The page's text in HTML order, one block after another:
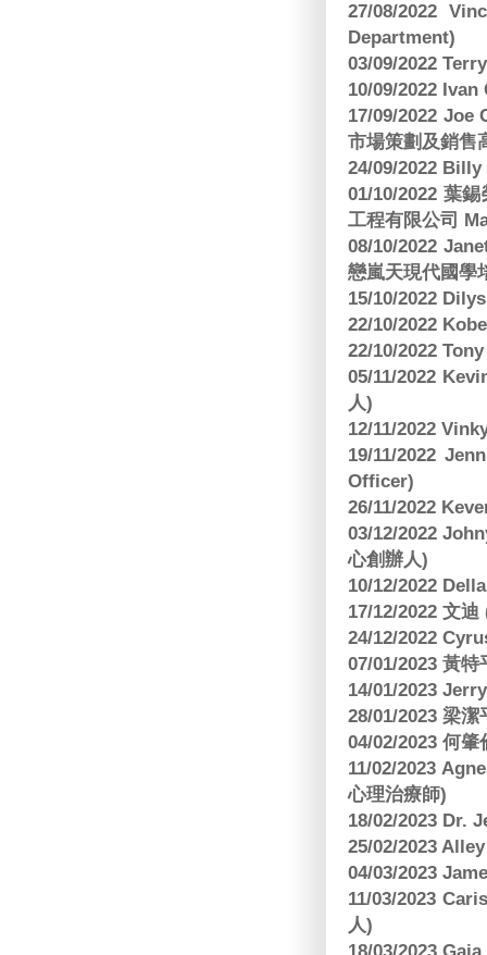
27/08/2022
Department)
03/09/2022
10/09/2022
17/09/2022
市場策劃及銷售
24/09/2022
01/10/2022 葉
工程有限公司
08/10/2022
戀嵐天現代國學
15/10/2022
22/10/2022
22/10/2022
05/11/2022
人)
12/11/2022
19/11/2022
Officer)
26/11/2022
03/12/2022
心創辦人)
10/12/2022
17/12/2022 文
24/12/2022
07/01/2023 黃
14/01/2023
28/01/2023 梁
04/02/2023 何
11/02/2023
心理治療師)
18/02/2023 Dr.
25/02/2023
04/03/2023
11/03/2023
人)